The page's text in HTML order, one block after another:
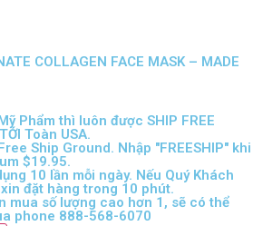
COLLAGEN FACE MASK – MADE
Phẩm thì luôn được SHIP FREE
Toàn USA.
Ship Ground. Nhập "FREESHIP" khi
$19.95.
10 lần mỗi ngày. Nếu Quý Khách
đặt hàng trong 10 phút.
mua số lượng cao hơn 1, sẽ có thể
phone 888-568-6070